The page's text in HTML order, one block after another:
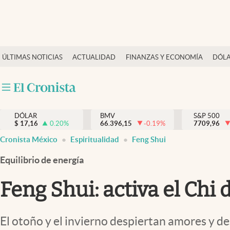
ÚLTIMAS NOTICIAS ACTUALIDAD FINANZAS Y ECONOMÍA
Actualidad
Internacionales
Opinión
Brand Strategy
Vida y estilo
Tv
DÓLAR
$ 17,16 0.20%
BMV
66.396,15
-0.19%
S&P 500
7709,96
Cronista México Espiritualidad Feng Shui
Equilibrio de energía
Feng Shui: activa el
El otoño y el invierno despiertan amores y